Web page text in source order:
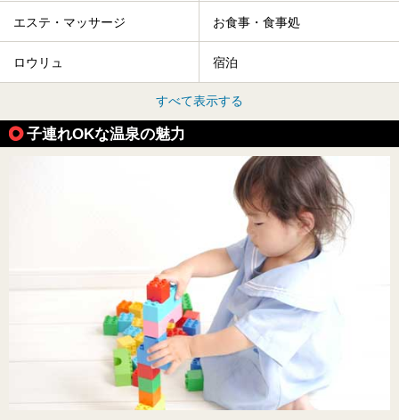
エステ・マッサージ お食事・食事処
ロウリュ 宿泊
すべて表示する
子連れOKな温泉の魅力